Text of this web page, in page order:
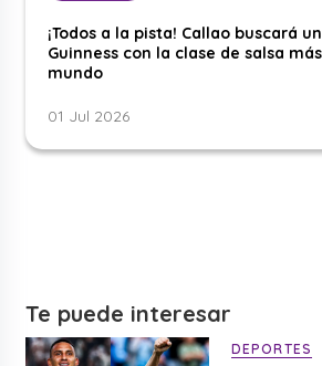
¡Todos a la pista! Callao buscará
Guinness con la clase de salsa
mundo
01 Jul 2026
Te puede interesar
DEPORTES